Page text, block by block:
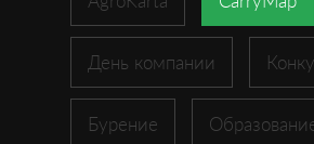
День компании
Бурение